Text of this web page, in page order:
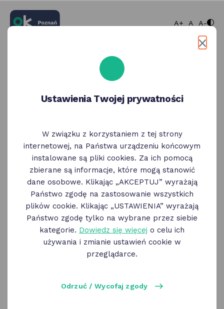
A+ większa
A A-
przez OK Poznań
Adres e-mail, numer telefonu
Przypomnij hasło
Zaloguj się
Ustawienia Twojej prywatności
W związku z korzystaniem z tej strony
internetowej, na Państwa urządzeniu końcowym
instalowane są pliki cookies. Za ich pomocą
zbierane są informacje, które mogą stanowić
dane osobowe. Klikając „AKCEPTUJ” wyrażają
Państwo zgodę na zastosowanie wszystkich
plików cookie. Klikając „USTAWIENIA” wyrażają
Państwo zgodę tylko na wybrane przez siebie
kategorie. Dowiedz się więcej o celu ich
używania i zmianie ustawień cookie w
przeglądarce.
Odrzuć / Wycofaj zgody